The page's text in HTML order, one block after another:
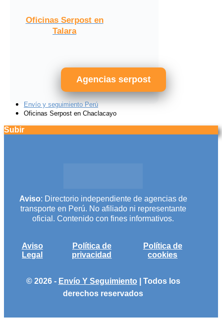
Oficinas Serpost en
Talara
Agencias serpost
Envío y seguimiento Perú
Oficinas Serpost en Chaclacayo
Subir
Aviso: Directorio independiente de agencias de
transporte en Perú. No afiliado ni representante
oficial. Contenido con fines informativos.
Aviso
Legal
Política de
privacidad
Política de
cookies
© 2026 - Envío Y Seguimiento | Todos los
derechos reservados